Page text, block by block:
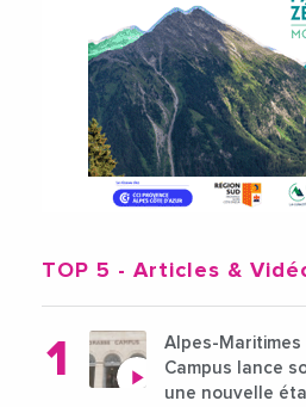
TOP 5 - Articles &
Alpes-Maritimes
Campus lance
une nouvelle